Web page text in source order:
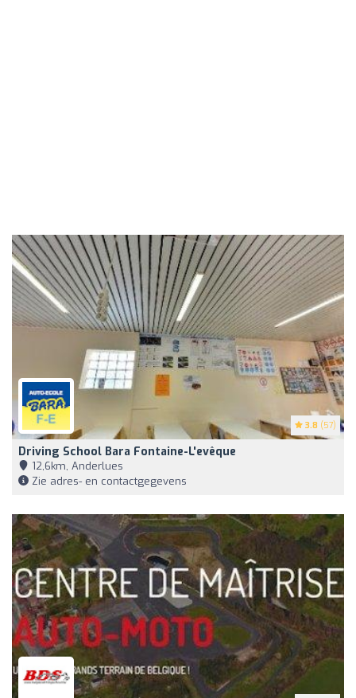
3.8 (57)
Driving School Bara Fontaine-L'evêque
12,6km, Anderlues
Zie adres- en contactgegevens